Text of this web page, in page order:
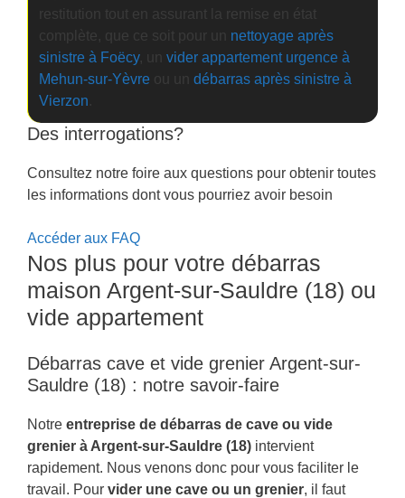
restitution tout en assurant la remise en état
complète, que ce soit pour un nettoyage après
sinistre à Foëcy, un vider appartement urgence à
Mehun-sur-Yèvreou un débarras après sinistre à
Vierzon
Des interrogations?
Consultez notre foire aux questions pour obtenir toutes
les informations dont vous pourriez avoir besoin
Accéder aux FAQ
Nos plus pour votre débarras
maison Argent-sur-Sauldre (18) ou
vide appartement
Débarras cave et vide grenier Argent-sur-
Sauldre (18) : notre savoir-faire
Notre entreprise de débarras de cave ou vide
grenier à Argent-sur-Sauldre (18) intervient
rapidement. Nous venons donc pour vous faciliter le
travail. Pour vider une cave ou un grenier, il faut